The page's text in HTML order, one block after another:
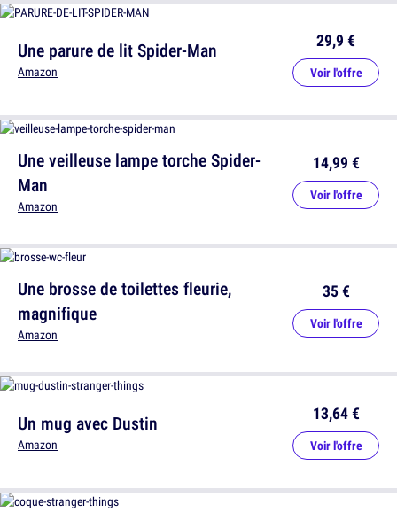
Une veilleuse lampe torche Spider-
Man
Amazon
14,99 €
Voir l'offre
Un mug avec Dustin
Amazon
13,64 €
Voir l'offre
Une parure de lit Spider-Man
Amazon
29,9 €
Voir l'offre
Une brosse de toilettes fleurie,
magnifique
Amazon
35 €
Voir l'offre